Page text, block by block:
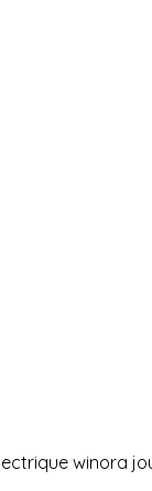
winora